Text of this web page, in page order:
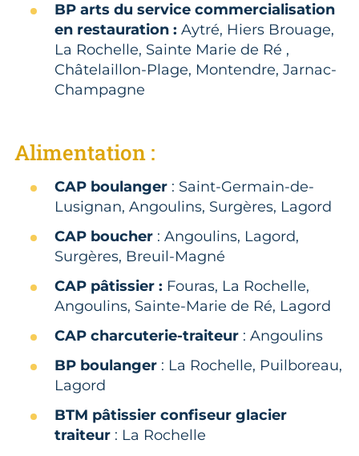
BP arts du service commercialisation
en restauration : Aytré, Hiers Brouage,
La Rochelle, Sainte Marie de Ré ,
Châtelaillon-Plage, Montendre, Jarnac-
Champagne
Alimentation :
CAP boulanger : Saint-Germain-de-
Lusignan, Angoulins, Surgères, Lagord
CAP boucher : Angoulins, Lagord,
Surgères, Breuil-Magné
CAP pâtissier : Fouras, La Rochelle,
Angoulins, Sainte-Marie de Ré, Lagord
CAP charcuterie-traiteur : Angoulins
BP boulanger : La Rochelle, Puilboreau,
Lagord
BTM pâtissier confiseur glacier
traiteur : La Rochelle